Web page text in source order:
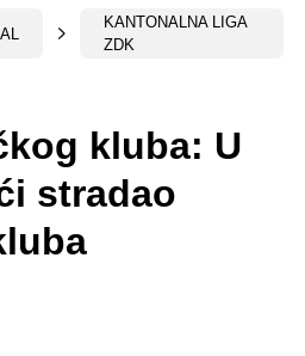
KANTONALNA LIGA
ZDK
kluba: U
stradao